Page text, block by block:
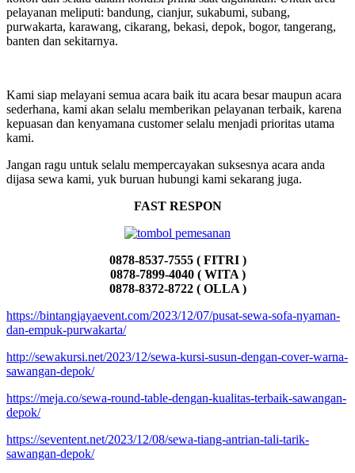
pelayanan meliputi: bandung, cianjur, sukabumi, subang,
purwakarta, karawang, cikarang, bekasi, depok, bogor, tangerang,
banten dan sekitarnya.
Kami siap melayani semua acara baik itu acara besar maupun acara
sederhana, kami akan selalu memberikan pelayanan terbaik, karena
kepuasan dan kenyamana customer selalu menjadi prioritas utama
kami.
Jangan ragu untuk selalu mempercayakan suksesnya acara anda
dijasa sewa kami, yuk buruan hubungi kami sekarang juga.
FAST RESPON
0878-8537-7555 ( FITRI )
0878-7899-4040 ( WITA )
0878-8372-8722 ( OLLA )
https://bintangjayaevent.com/2023/12/07/pusat-sewa-sofa-nyaman-
dan-empuk-purwakarta/
http://sewakursi.net/2023/12/sewa-kursi-susun-dengan-cover-warna-
sawangan-depok/
https://meja.co/sewa-round-table-dengan-kualitas-terbaik-sawangan-
depok/
https://seventent.net/2023/12/08/sewa-tiang-antrian-tali-tarik-
sawangan-depok/